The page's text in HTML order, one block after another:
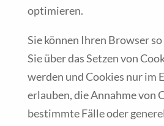
optimieren.
Sie können Ihren Browser
Sie über das Setzen von
werden und Cookies nur im
erlauben, die Annahme von
bestimmte Fälle oder